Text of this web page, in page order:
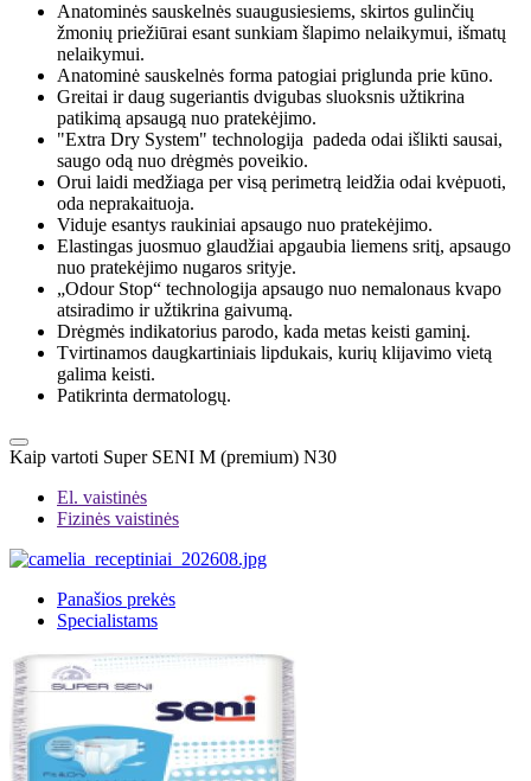
Anatominės sauskelnės suaugusiesiems, skirtos gulinčių
žmonių priežiūrai esant sunkiam šlapimo nelaikymui, išmatų
nelaikymui.
Anatominė sauskelnės forma patogiai priglunda prie kūno.
Greitai ir daug sugeriantis dvigubas sluoksnis užtikrina
patikimą apsaugą nuo pratekėjimo.
"Extra Dry System" technologija padeda odai išlikti sausai,
saugo odą nuo drėgmės poveikio.
Orui laidi medžiaga per visą perimetrą leidžia odai kvėpuoti,
oda neprakaituoja.
Viduje esantys raukiniai apsaugo nuo pratekėjimo.
Elastingas juosmuo glaudžiai apgaubia liemens sritį, apsaugo
nuo pratekėjimo nugaros srityje.
„Odour Stop“ technologija apsaugo nuo nemalonaus kvapo
atsiradimo ir užtikrina gaivumą.
Drėgmės indikatorius parodo, kada metas keisti gaminį.
Tvirtinamos daugkartiniais lipdukais, kurių klijavimo vietą
galima keisti.
Patikrinta dermatologų.
Kaip vartoti Super SENI M (premium) N30
El. vaistinės
Fizinės vaistinės
Panašios prekės
Specialistams